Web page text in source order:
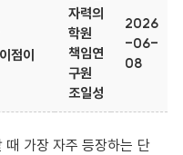
점이
자력의
학원
책임연
구원
조일성
2026
-06-
08
가장 자주 등장하는 단